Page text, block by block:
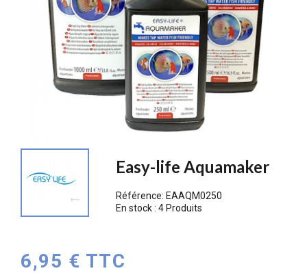
Easy-life Aquamaker
Référence: EAAQM0250
En stock :4 Produits
6,95 € TTC